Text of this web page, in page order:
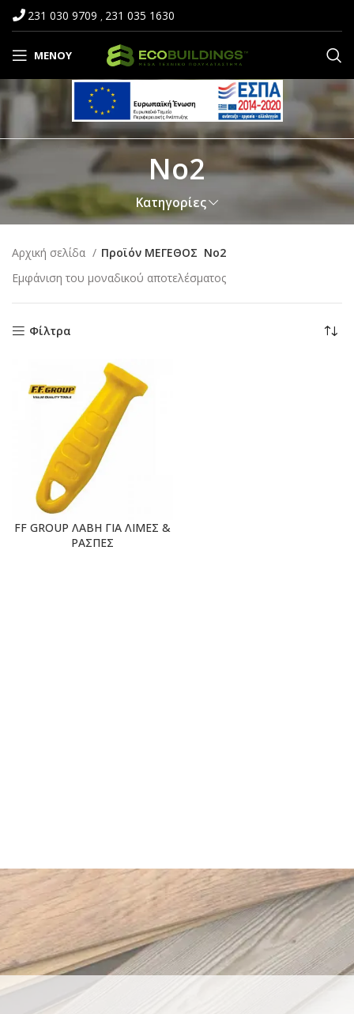
231 030 9709 , 231 035 1630
ΜΕΝΟΎ
No2
Κατηγορίες
Αρχική σελίδα Προϊόν ΜΕΓΕΘΟΣ No2
Εμφάνιση του μοναδικού αποτελέσματος
Φίλτρα
FF GROUP ΛΑΒΗ ΓΙΑ ΛΙΜΕΣ &
ΡΑΣΠΕΣ